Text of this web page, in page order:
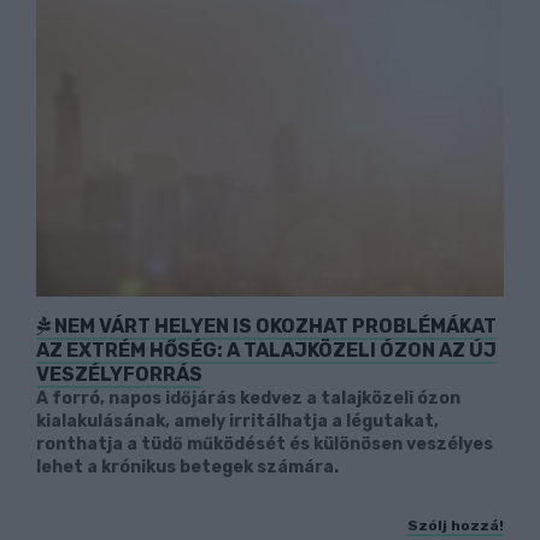
NEM VÁRT HELYEN IS OKOZHAT PROBLÉMÁKAT
AZ EXTRÉM HŐSÉG: A TALAJKÖZELI ÓZON AZ ÚJ
VESZÉLYFORRÁS
A forró, napos időjárás kedvez a talajközeli ózon
kialakulásának, amely irritálhatja a légutakat,
ronthatja a tüdő működését és különösen veszélyes
lehet a krónikus betegek számára.
Szólj hozzá!